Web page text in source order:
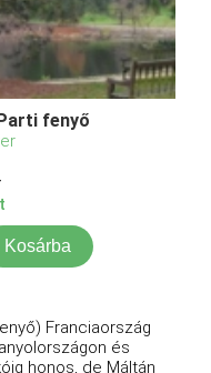
fenyő
Kosárba
Franciaország
és
honos, de Máltán